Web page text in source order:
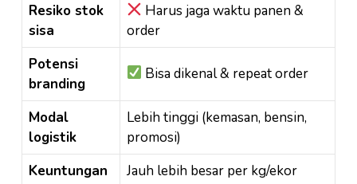
Resiko stok
sisa
Harus jaga waktu panen &
order
Potensi
branding
Bisa dikenal & repeat order
Modal
logistik
Lebih tinggi (kemasan, bensin,
promosi)
Keuntungan
Jauh lebih besar per kg/ekor